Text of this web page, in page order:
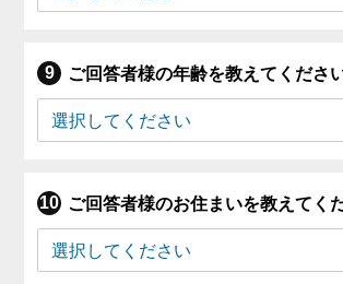
ご回答者様の年齢を教えてください
ご回答者様のお住まいを教えてく